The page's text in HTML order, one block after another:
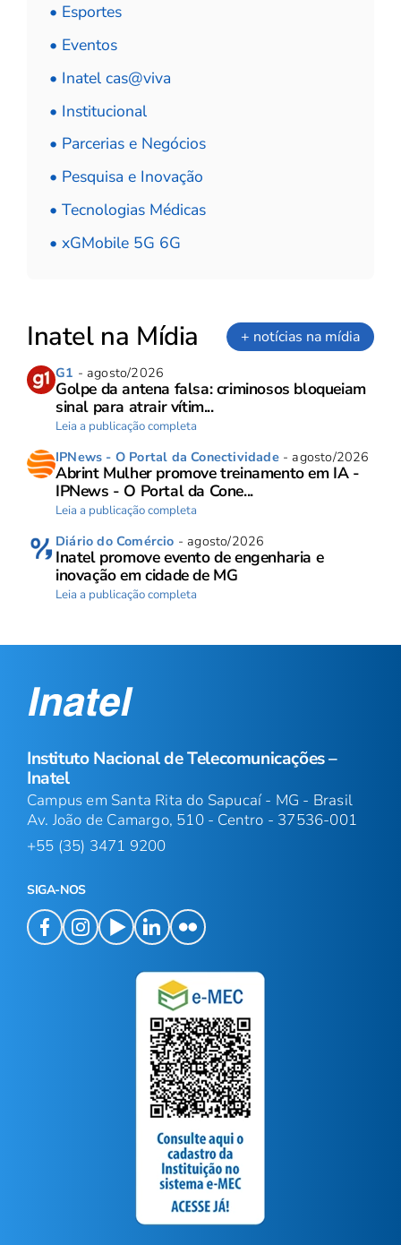
• Esportes
• Eventos
• Inatel cas@viva
• Institucional
• Parcerias e Negócios
• Pesquisa e Inovação
• Tecnologias Médicas
• xGMobile 5G 6G
Inatel na Mídia + notícias na mídia
G1 - agosto/2026
Golpe da antena falsa: criminosos bloqueiam
sinal para atrair vítim...
Leia a publicação completa
IPNews - O Portal da Conectividade- agosto/2026
Abrint Mulher promove treinamento em IA -
IPNews - O Portal da Cone...
Leia a publicação completa
Diário do Comércio - agosto/2026
Inatel promove evento de engenharia e
inovação em cidade de MG
Leia a publicação completa
Instituto Nacional de Telecomunicações –
Inatel
Campus em Santa Rita do Sapucaí - MG - Brasil
Av. João de Camargo, 510 - Centro - 37536-001
+55 (35) 3471 9200
SIGA-NOS